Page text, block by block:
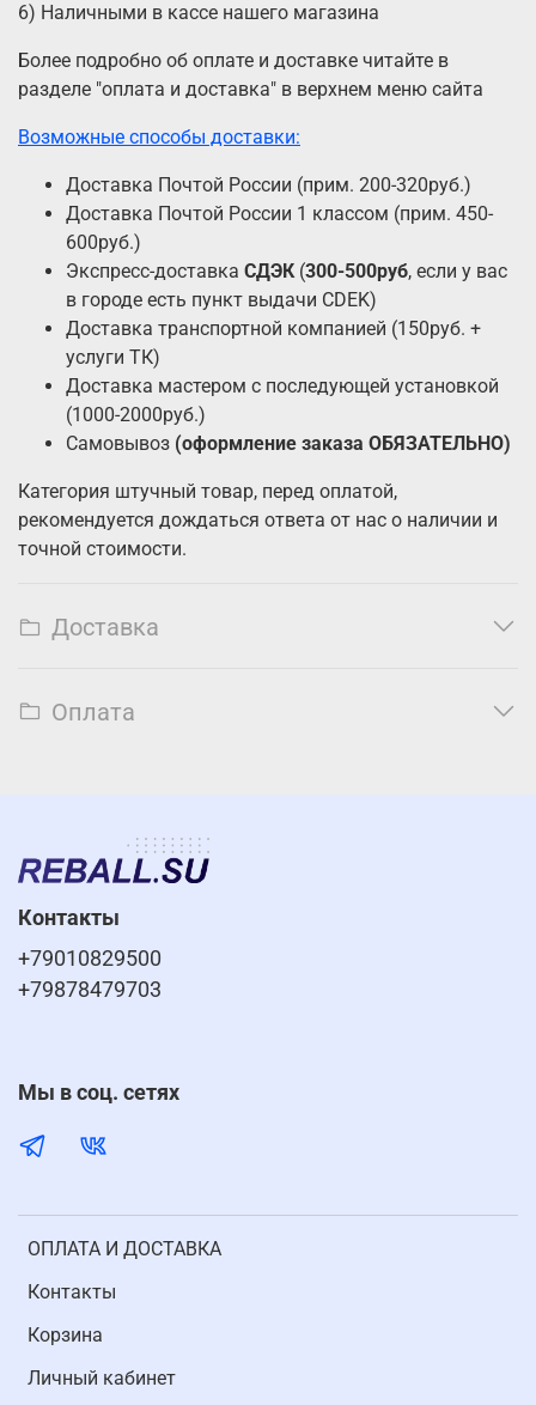
6) Наличными в кассе нашего магазина
Более подробно об оплате и доставке читайте в
разделе "оплата и доставка" в верхнем меню сайта
Возможные способы доставки:
Доставка Почтой России (прим. 200-320руб.)
Доставка Почтой России 1 классом (прим. 450-
600руб.)
Экспресс-доставка СДЭК(300-500руб, если у вас
в городе есть пункт выдачи CDEK)
Доставка транспортной компанией (150руб. +
услуги ТК)
Доставка мастером с последующей установкой
(1000-2000руб.)
Самовывоз (оформление заказа ОБЯЗАТЕЛЬНО)
Категория штучный товар, перед оплатой,
рекомендуется дождаться ответа от нас о наличии и
точной стоимости.
Доставка
Оплата
ОПЛАТА И ДОСТАВКА
Контакты
Корзина
Личный кабинет
Контакты
+79010829500
+79878479703
Мы в соц. сетях